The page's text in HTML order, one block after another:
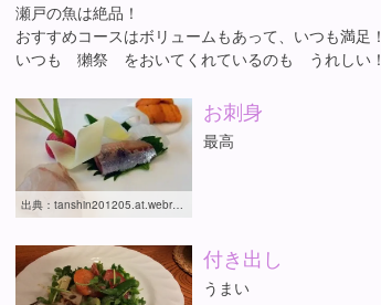
瀬戸の魚は絶品！
おすすめコースはボリュームもあって、いつも満足！
いつも 獺祭 をおいてくれているのも うれしい！
出典： tanshin201205.at.webry.info/201407/article_7.html
お刺身
最高
付き出し
うまい